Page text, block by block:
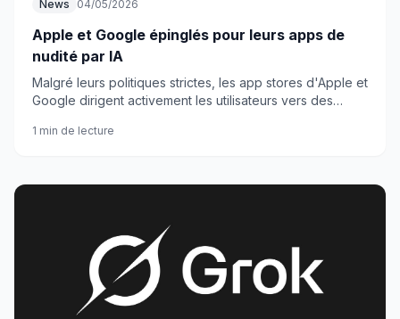
News 04/05/2026
Apple et Google épinglés pour leurs apps de
nudité par IA
Malgré leurs politiques strictes, les app stores d'Apple et
Google dirigent activement les utilisateurs vers des
1 min de lecture